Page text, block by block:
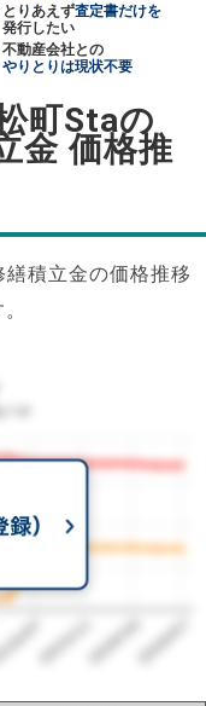
とりあえず査定書だけを
発行したい
不動産会社との
やりとりは現状不要
町Staの
金 価格推
積立金の価格推移
㎡
072025/112026/032026/07